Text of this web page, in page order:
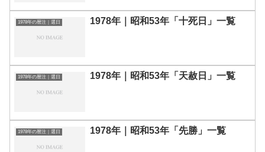
1978年の暦注｜選日 1978年｜昭和53年「十死日」一覧
1978年の暦注｜選日 1978年｜昭和53年「天赦日」一覧
1978年の暦注｜選日 1978年｜昭和53年「先勝」一覧